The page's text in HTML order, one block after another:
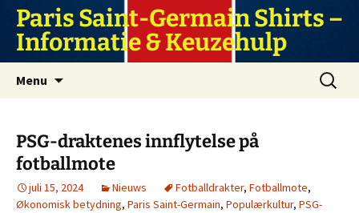
naar
inhoud
Paris Saint-Germain Shirts –
Informatie & Keuzehulp
Menu
Zoeken
naar:
PSG-draktenes innflytelse på
fotballmote
juli 15, 2024 Nieuws Fotballdrakter, Fotballmote,
Økonomisk betydning, Paris Saint-Germain, Populærkultur, PSG-